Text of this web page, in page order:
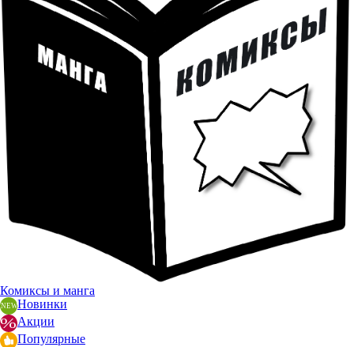
Комиксы и манга
Новинки
Акции
Популярные